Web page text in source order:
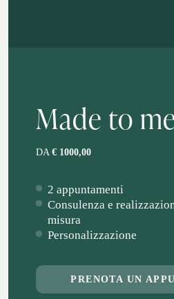
Made to
DA € 1000,00
2 appuntamenti
Consulenza e
misura
Personalizzazione
PRENOTA UN